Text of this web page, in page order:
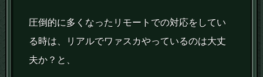
圧倒的に多くなったリモートでの対応をしてい
る時は、リアルでワァスカやっているのは大丈
夫か？と、